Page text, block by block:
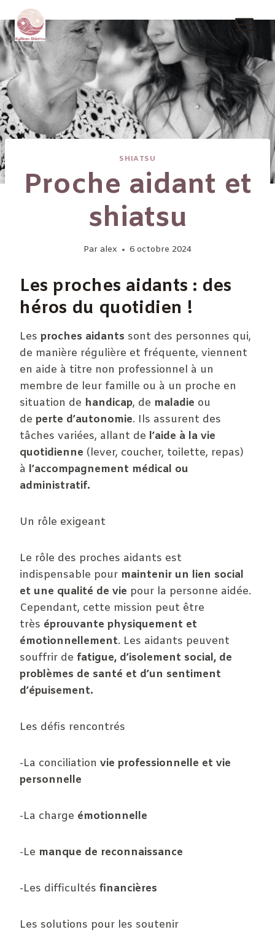
Aller
au
contenu
SHIATSU
Proche aidant et
shiatsu
Par alex 6 octobre 2024
Les proches aidants : des
héros du quotidien !
Les proches aidants sont des personnes qui,
de manière régulière et fréquente, viennent
en aide à titre non professionnel à un
membre de leur famille ou à un proche en
situation de handicap, de maladie ou
de perte d’autonomie. Ils assurent des
tâches variées, allant de l’aide à la vie
quotidienne (lever, coucher, toilette, repas)
à l’accompagnement médical ou
administratif.
Un rôle exigeant
Le rôle des proches aidants est
indispensable pour maintenir un lien social
et une qualité de vie pour la personne aidée.
Cependant, cette mission peut être
très éprouvante physiquement et
émotionnellement. Les aidants peuvent
souffrir de fatigue, d’isolement social, de
problèmes de santé et d’un sentiment
d’épuisement.
Les défis rencontrés
-La conciliation vie professionnelle et vie
personnelle
-La charge émotionnelle
-Le manque de reconnaissance
-Les difficultés financières
Les solutions pour les soutenir